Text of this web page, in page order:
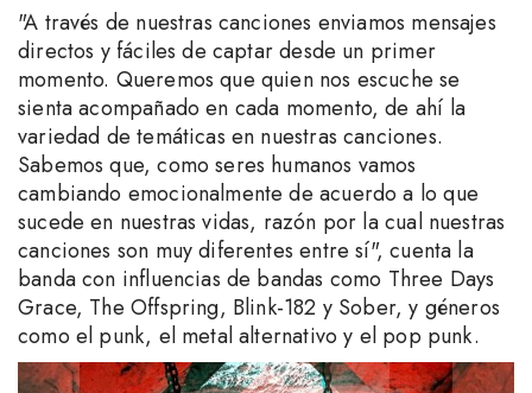
"A través de nuestras canciones enviamos mensajes
directos y fáciles de captar desde un primer
momento. Queremos que quien nos escuche se
sienta acompañado en cada momento, de ahí la
variedad de temáticas en nuestras canciones.
Sabemos que, como seres humanos vamos
cambiando emocionalmente de acuerdo a lo que
sucede en nuestras vidas, razón por la cual nuestras
canciones son muy diferentes entre sí", cuenta la
banda con influencias de bandas como Three Days
Grace, The Offspring, Blink-182 y Sober, y géneros
como el punk, el metal alternativo y el pop punk.